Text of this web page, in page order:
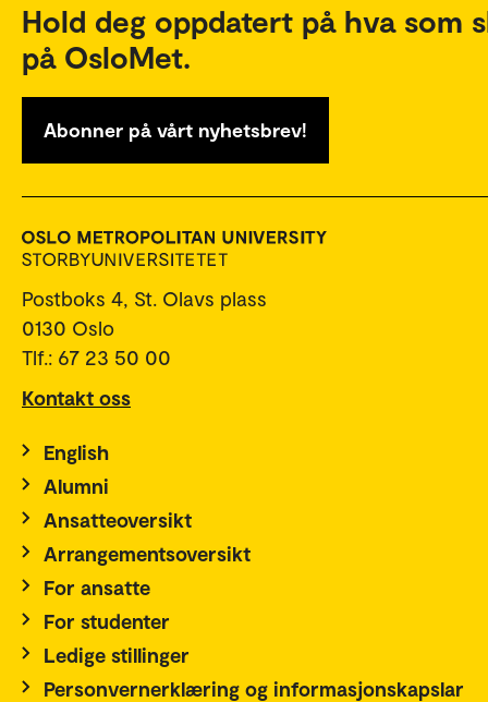
Hold deg oppdatert på hva som
på OsloMet.
Abonner på vårt nyhetsbrev!
Postboks 4, St. Olavs plass
0130 Oslo
Tlf.: 67 23 50 00
Kontakt oss
English
Alumni
Ansatteoversikt
Arrangementsoversikt
For ansatte
For studenter
Ledige stillinger
Personvernerklæring og informasjonskapslar